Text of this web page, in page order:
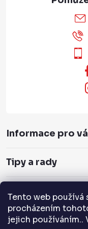
Tento web používá
procházením
jejich používáním..
Informace pro
Tipy a rady
Servis a služby
Přijímáme online